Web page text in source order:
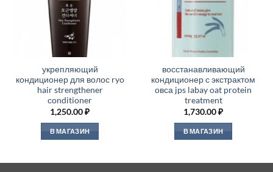
укрепляющий
кондиционер для волос ryo
hair strengthener
сonditioner
1,250.00₽
В МАГАЗИН
восстанавливающий
кондиционер с экстрактом
овса jps labay oat protein
treatment
1,730.00₽
В МАГАЗИН